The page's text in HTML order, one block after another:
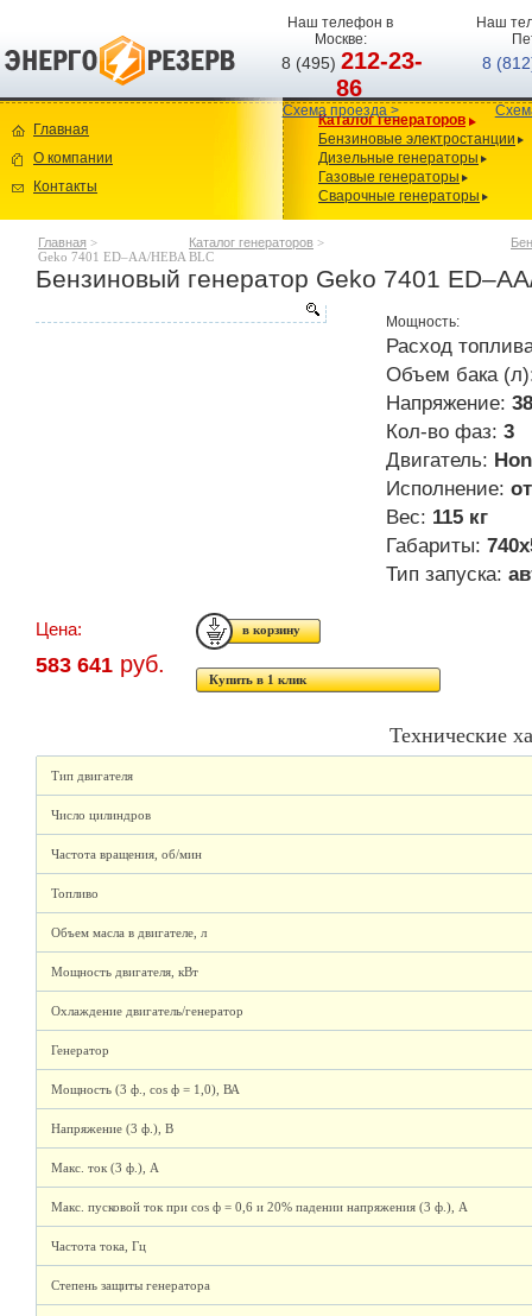
Наш телефон в
Москве:
8 (495)212-23-
86
Схема проезда >
Наш
8
Главная
О компании
Контакты
Каталог генераторов
Бензиновые электростанции
Дизельные генераторы
Газовые генераторы
Сварочные генераторы
Главная > Каталог генераторов >
Geko 7401 ED–AA/HЕBA BLC
Бензиновый генератор Geko 7401
Мощность:
Расход
Объем бака
Напряжение:
Кол-во фаз: 3
Двигатель:
Исполнение:
Вес: 115 кг
Габариты:
Тип запуска:
Цена:
583 641 руб.
Купить в 1 клик
Технические
Тип двигателя
Число цилиндров
Частота вращения, об/мин
Топливо
Объем масла в двигателе, л
Мощность двигателя, кВт
Охлаждение двигатель/генератор
Генератор
Мощность (3 ф., cos ф = 1,0), ВА
Напряжение (3 ф.), В
Макс. ток (3 ф.), А
Макс. пусковой ток при cos ф = 0,6 и 20% падении напряжения (3 ф.), А
Частота тока, Гц
Степень защиты генератора